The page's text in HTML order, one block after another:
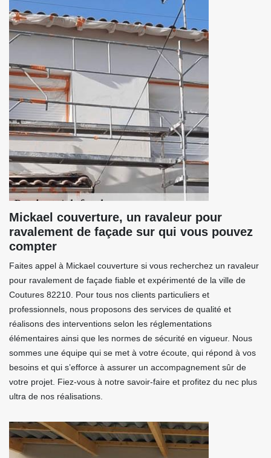
Mickael couverture, un ravaleur pour
ravalement de façade sur qui vous pouvez
compter
Faites appel à Mickael couverture si vous recherchez un ravaleur
pour ravalement de façade fiable et expérimenté de la ville de
Coutures 82210. Pour tous nos clients particuliers et
professionnels, nous proposons des services de qualité et
réalisons des interventions selon les réglementations
élémentaires ainsi que les normes de sécurité en vigueur. Nous
sommes une équipe qui se met à votre écoute, qui répond à vos
besoins et qui s’efforce à assurer un accompagnement sûr de
votre projet. Fiez-vous à notre savoir-faire et profitez du nec plus
ultra de nos réalisations.